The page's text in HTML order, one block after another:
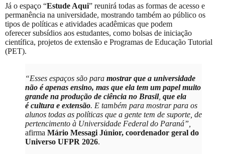
Já o espaço “Estude Aqui” reunirá todas as formas de acesso e
permanência na universidade, mostrando também ao público os
tipos de políticas e atividades acadêmicas que podem
oferecer subsídios aos estudantes, como bolsas de iniciação
científica, projetos de extensão e Programas de Educação Tutorial
(PET).
“Esses espaços são para mostrar que a universidade
não é apenas ensino, mas que ela tem um papel muito
grande na produção de ciência no Brasil, que ela
é cultura e extensão. E também para mostrar para os
alunos todas as políticas que a gente tem de suporte, de
pertencimento à Universidade Federal do Paraná”,
afirma Mário Messagi Júnior, coordenador geral do
Universo UFPR 2026.